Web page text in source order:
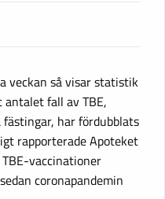
veckan så visar statistik
fall av TBE,
har fördubblats
rapporterade Apoteket
vaccinationer
coronapandemin